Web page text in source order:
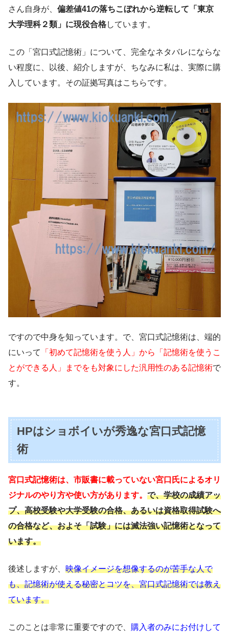
さん自身が、 偏差値41の落ちこぼれから逆転して「東京
大学理科２類」に現役合格しています。
この「宮口式記憶術」について、完全なネタバレにならな
い程度に、以後、紹介しますが、ちなみに私は、実際に購
入しています。その証拠写真はこちらです。
ですので中身を知っています。で、宮口式記憶術は、端的
にいって
「初めて記憶術を使う人」から「記憶術を使うこ
とができる人」までをも対象にした汎用性のある記憶術で
す。
HPはショボイいが秀逸な宮口式記憶
術
宮口式記憶術は、市販書に載っていない宮口氏によるオリ
ジナルのやり方や使い方があります。 で、学校の成績アッ
プ、高校受験や大学受験の合格、あるいは資格取得試験へ
の合格など、およそ「試験」には滅法強い記憶術となって
います。
後述しますが、 映像イメージを想像するのが苦手な人で
も、記憶術が使える秘密とコツを、宮口式記憶術では教え
ています。
このことは非常に重要ですので、 購入者のみにお付けして